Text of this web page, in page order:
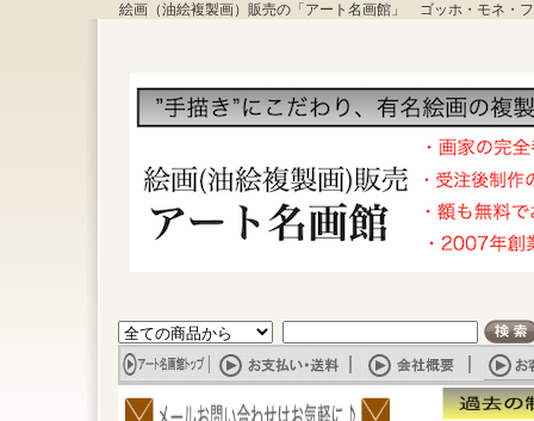
絵画（油絵複製画）販売の「アート名画館」 ゴッホ・モネ・